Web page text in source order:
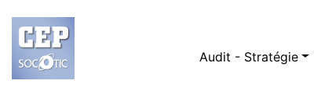
Audit - Stratégie